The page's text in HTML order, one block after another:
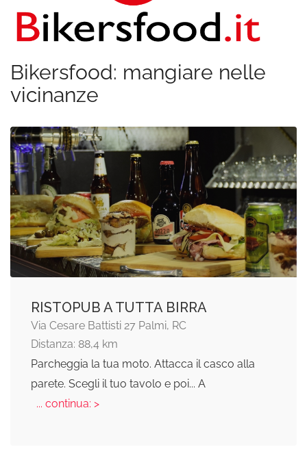
Bikersfood: mangiare nelle
vicinanze
RISTOPUB A TUTTA BIRRA
Via Cesare Battisti 27 Palmi, RC
Distanza: 88,4 km
Parcheggia la tua moto. Attacca il casco alla
parete. Scegli il tuo tavolo e poi... A
... continua: >